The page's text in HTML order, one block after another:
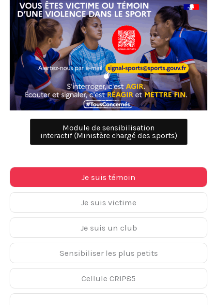
Module de sensibilisation
interactif (Ministère chargé des sports)
Je suis témoin
Je suis victime
Je suis un club
Sensibiliser les plus petits
Cellule CRIP85